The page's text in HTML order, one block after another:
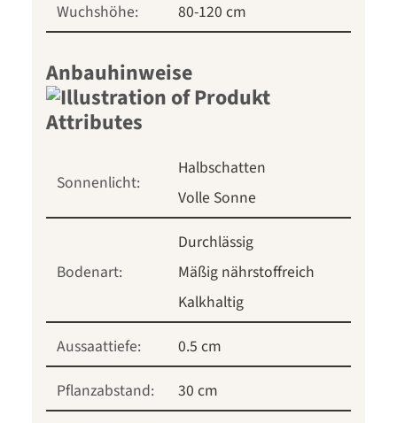
Wuchshöhe:
80-120 cm
Anbauhinweise
Sonnenlicht:
Halbschatten
Volle Sonne
Bodenart:
Durchlässig
Mäßig nährstoffreich
Kalkhaltig
Aussaattiefe:
0.5 cm
Pflanzabstand:
30 cm